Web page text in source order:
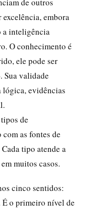
excelência, embora
a inteligência
O conhecimento é
ele pode ser
Sua validade
lógica, evidências
de
as fontes de
tipo atende a
muitos casos.
cinco sentidos:
o primeiro nível de